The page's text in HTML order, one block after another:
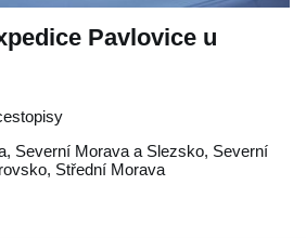
Pavlovice u
, Severní Morava a Slezsko, Severní
, Střední Morava